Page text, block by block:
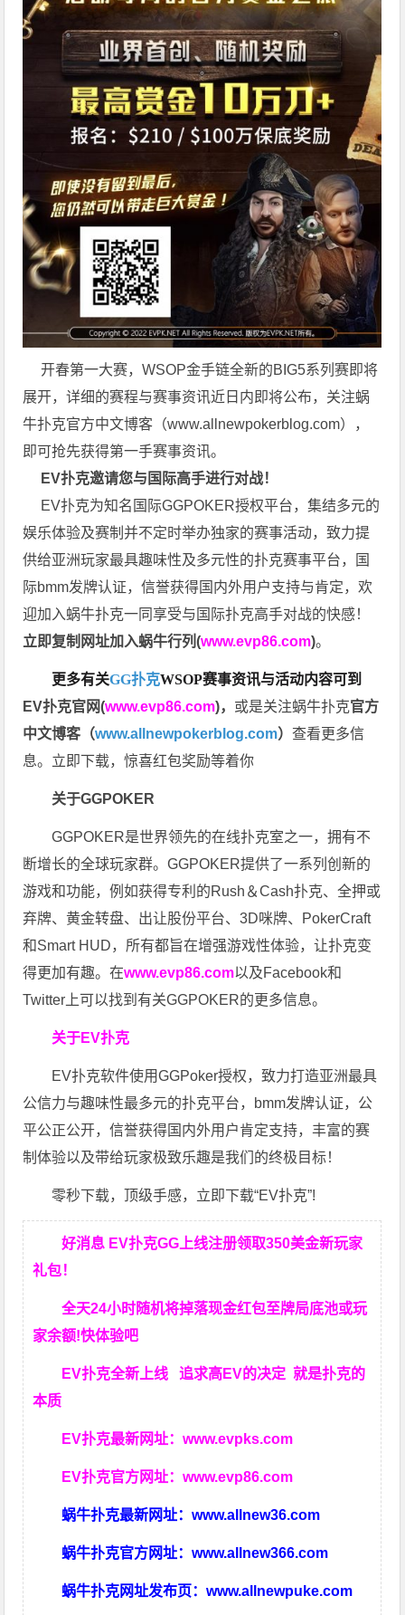
开春第一大赛，WSOP金手链全新的BIG5系列赛即将
展开，详细的赛程与赛事资讯近日内即将公布，关注蜗
牛扑克官方中文博客（www.allnewpokerblog.com），
即可抢先获得第一手赛事资讯。
EV扑克邀请您与国际高手进行对战！
EV扑克为知名国际GGPOKER授权平台，集结多元的
娱乐体验及赛制并不定时举办独家的赛事活动，致力提
供给亚洲玩家最具趣味性及多元性的扑克赛事平台，国
际bmm发牌认证，信誉获得国内外用户支持与肯定，欢
迎加入蜗牛扑克一同享受与国际扑克高手对战的快感！
立即复制网址加入蜗牛行列(www.evp86.com)。
更多有关GG扑克WSOP赛事资讯与活动内容可到
EV扑克官网(www.evp86.com)， 或是关注蜗牛扑克官方
中文博客（www.allnewpokerblog.com）查看更多信
息。立即下载，惊喜红包奖励等着你
关于GGPOKER
GGPOKER是世界领先的在线扑克室之一，拥有不
断增长的全球玩家群。GGPOKER提供了一系列创新的
游戏和功能，例如获得专利的Rush＆Cash扑克、全押或
弃牌、黄金转盘、出让股份平台、3D咪牌、PokerCraft
和Smart HUD，所有都旨在增强游戏性体验，让扑克变
得更加有趣。在www.evp86.com以及Facebook和
Twitter上可以找到有关GGPOKER的更多信息。
关于EV扑克
EV扑克软件使用GGPoker授权，致力打造亚洲最具
公信力与趣味性最多元的扑克平台，bmm发牌认证，公
平公正公开，信誉获得国内外用户肯定支持，丰富的赛
制体验以及带给玩家极致乐趣是我们的终极目标！
零秒下载，顶级手感，立即下载“EV扑克”!
好消息 EV扑克GG上线注册领取350美金新玩家
礼包！
全天24小时随机将掉落现金红包至牌局底池或玩
家余额!快体验吧
EV扑克全新上线 追求高EV的决定就是扑克的
本质
EV扑克最新网址：www.evpks.com
EV扑克官方网址：www.evp86.com
蜗牛扑克最新网址：www.allnew36.com
蜗牛扑克官方网址：www.allnew366.com
蜗牛扑克网址发布页：www.allnewpuke.com